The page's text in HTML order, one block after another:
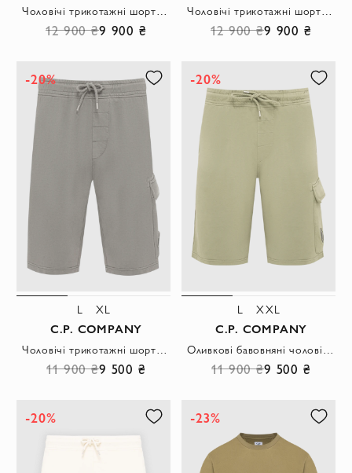
12 900 ₴9 900 ₴ 12 900 ₴9 900 ₴
-20%
L XL
C.P. COMPANY
11 900 ₴9 500 ₴
-20%
L XXL
C.P. COMPANY
11 900 ₴9 500 ₴
-20% -23%